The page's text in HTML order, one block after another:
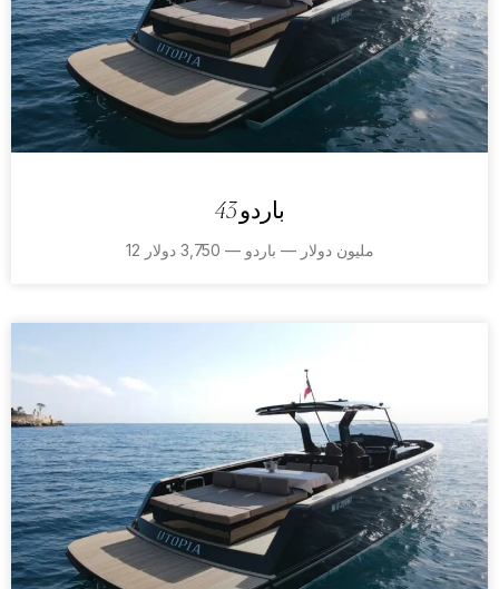
باردو 43
12 مليون دولار — باردو — 3,750 دولار